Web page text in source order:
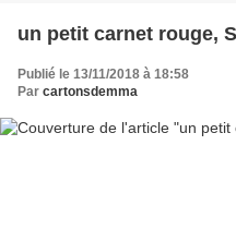
un petit carnet rouge,
Publié le 13/11/2018 à 18:58
Par cartonsdemma